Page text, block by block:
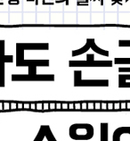
기
글씨